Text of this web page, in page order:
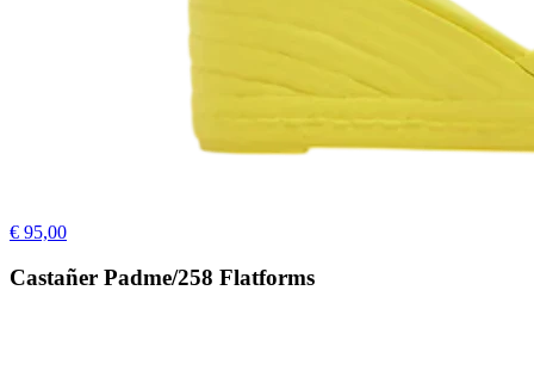
€ 95,00
Castañer Padme/258 Flatforms